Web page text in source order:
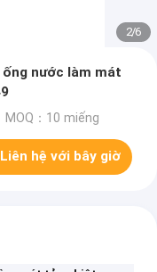
2/6
ống nước làm mát
MOQ：10 miếng
Liên hệ với bây giờ